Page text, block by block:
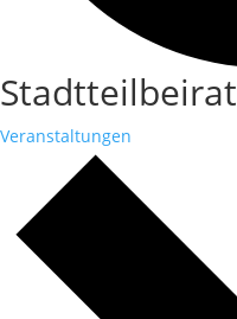
Stadtteilbeirat
Veranstaltungen